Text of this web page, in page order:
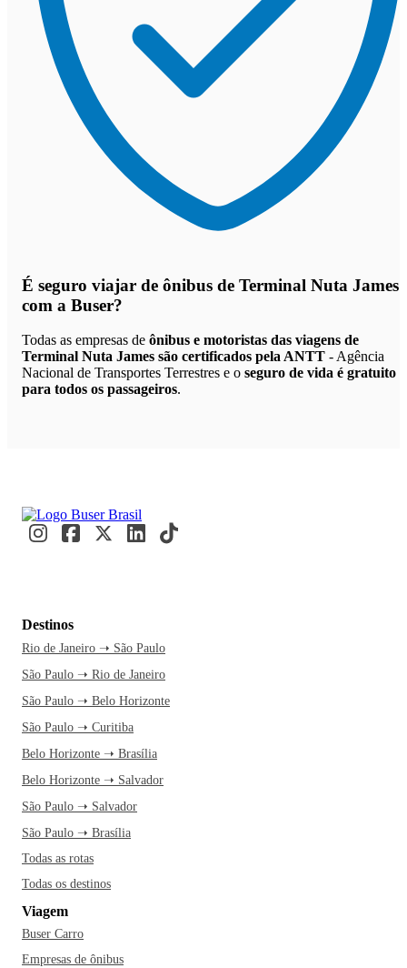
É seguro viajar de ônibus de Terminal Nuta James
com a Buser?
Todas as empresas de ônibus e motoristas das viagens de
Terminal Nuta James são certificados pela ANTT - Agência
Nacional de Transportes Terrestres e o seguro de vida é gratuito
para todos os passageiros.
Destinos
Rio de Janeiro ➝ São Paulo
São Paulo ➝ Rio de Janeiro
São Paulo ➝ Belo Horizonte
São Paulo ➝ Curitiba
Belo Horizonte ➝ Brasília
Belo Horizonte ➝ Salvador
São Paulo ➝ Salvador
São Paulo ➝ Brasília
Todas as rotas
Todas os destinos
Viagem
Buser Carro
Empresas de ônibus